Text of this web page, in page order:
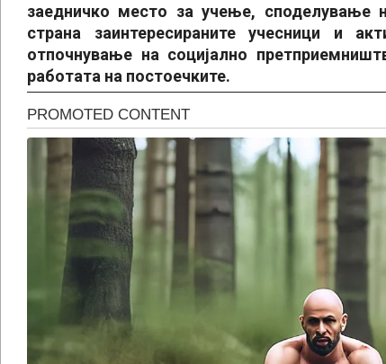
заедничко место за учење, споделување
страна заинтересираните учесници и
отпочнување на социјално
работата на постоечките.